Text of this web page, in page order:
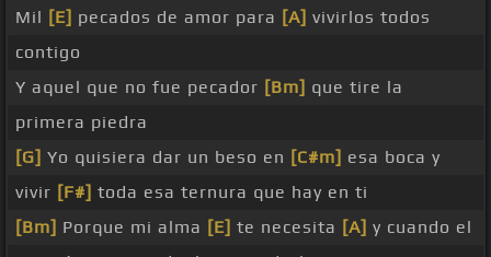
Mil [E] pecados de amor para [A] vivirlos todos
contigo
Y aquel que no fue pecador [Bm] que tire la
primera piedra
[G] Yo quisiera dar un beso en [C#m] esa boca y
vivir [F#] toda esa ternura que hay en ti
[Bm] Porque mi alma [E] te necesita [A] y cuando el